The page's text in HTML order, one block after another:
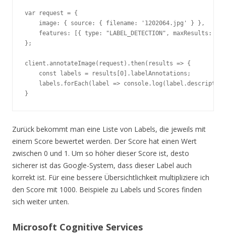
var request = {
    image: { source: { filename: '1202064.jpg' } },
features: [{ type: "LABEL_DETECTION", maxResults: 20
};
client.annotateImage(request).then(results => {
    const labels = results[0].labelAnnotations;
labels.forEach(label =>
Zurück bekommt man eine Liste von Labels, die jeweils mit
einem Score bewertet werden. Der Score hat einen Wert
zwischen 0 und 1. Um so höher dieser Score ist, desto
sicherer ist das Google-System, dass dieser Label auch
korrekt ist. Für eine bessere Übersichtlichkeit multipliziere ich
den Score mit 1000. Beispiele zu Labels und Scores finden
sich weiter unten.
Microsoft Cognitive Services